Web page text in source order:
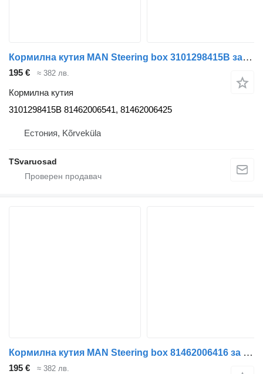
Кормилна кутия MAN Steering box 3101298415B за влекач MAN TGA
195 € ≈ 382 лв.
Кормилна кутия
3101298415B 81462006541, 81462006425
Естония, Kõrveküla
TSvaruosad
Кормилна кутия MAN Steering box 81462006416 за влекач MAN TGA 26.430
195 € ≈ 382 лв.